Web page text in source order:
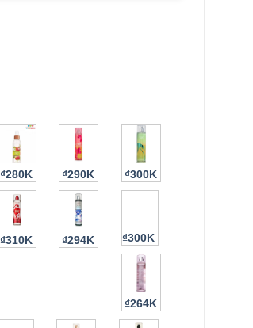
₫280K ₫290K ₫300K
₫310K ₫294K ₫300K
₫264K